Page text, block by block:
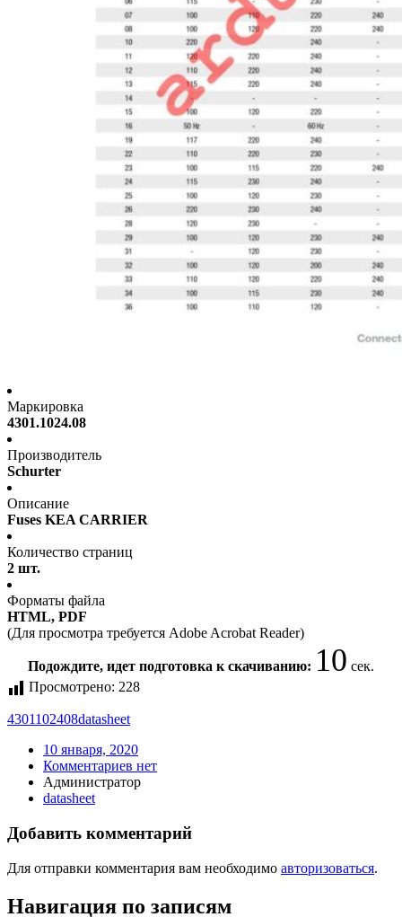
Маркировка
4301.1024.08
Производитель
Schurter
Описание
Fuses KEA CARRIER
Количество страниц
2 шт.
Форматы файла
HTML, PDF
(Для просмотра требуется Adobe Acrobat Reader)
Подождите, идет подготовка к скачиванию: 10 сек.
Просмотрено: 228
4301102408datasheet
10 января, 2020
Комментариев нет
Администратор
datasheet
Добавить комментарий
Для отправки комментария вам необходимо авторизоваться.
Навигация по записям